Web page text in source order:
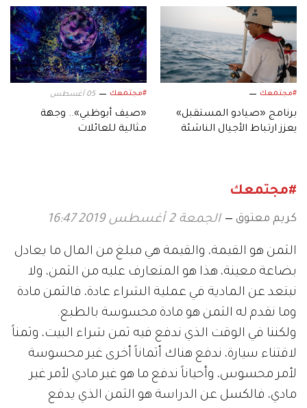
#مجتمعك
برنامج «صيادو المستقبل»
يعزز ارتباط الأجيال الناشئة
#مجتمعك 05 أغسطس
«صيف أبوظبي».. وجهة
مثالية للعائلات
#مجتمعك
كريم معتوق الجمعة 2 أغسطس 2019 16:47
الثمن هو القيمة، والقيمة هي مبلغ من المال ما يعادل
بضاعة معينة، هذا هو المتعارف عليه من الثمن، ولا
نبتعد عن المادية في عملية الشراء عادة، فالثمن مادة
وما نقدم له الثمن هو مادة محسوسة بالطبع.
ولكننا في الوقت الذي ندفع فيه ثمن شراء البيت، وثمناً
لاقتناء سيارة، ندفع هناك أثماناً أخرى غير محسوسة
لأمر محسوس، وأحياناً ندفع ما هو غير مادي لأمر غير
مادي، فالكسل عن الدراسة هو الثمن الذي يدفع